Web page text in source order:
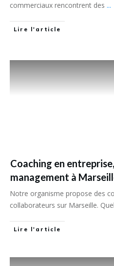
commerciaux rencontrent des ...
Lire l'article
Coaching en
management à
Notre organisme propose des
collaborateurs sur Marseille.
Lire l'article